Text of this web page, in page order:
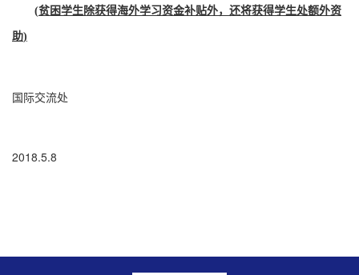
(贫困学生除获得海外学习资金补贴外，还将获得学生处额外资
助)
国际交流处
2018.5.8